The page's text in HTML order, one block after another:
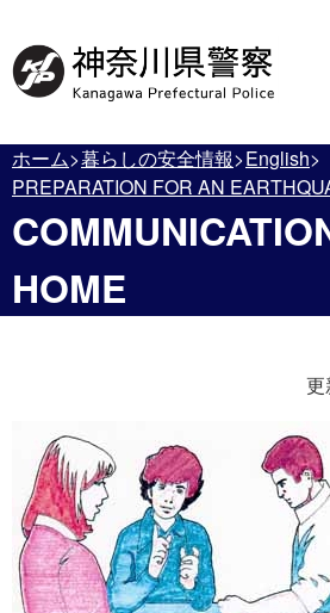
ホーム 暮らしの安全情報 English
PREPARATION FOR AN
HOME
更